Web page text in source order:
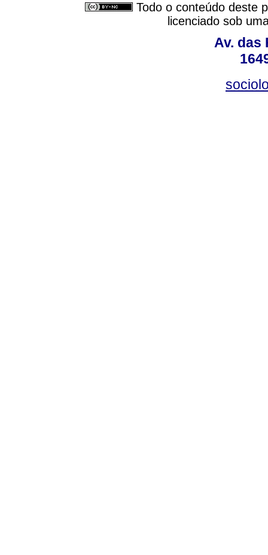
Todo o conteúdo deste
licenciado sob
Av. das